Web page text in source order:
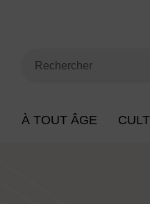
Recherche
Mots clés de minimum
À TOUT ÂGE